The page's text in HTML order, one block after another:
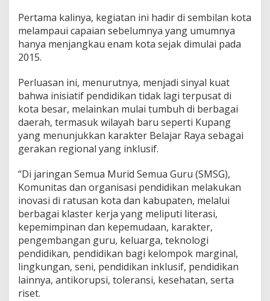
Pertama kalinya, kegiatan ini hadir di sembilan kota
melampaui capaian sebelumnya yang umumnya
hanya menjangkau enam kota sejak dimulai pada
2015.
Perluasan ini, menurutnya, menjadi sinyal kuat
bahwa inisiatif pendidikan tidak lagi terpusat di
kota besar, melainkan mulai tumbuh di berbagai
daerah, termasuk wilayah baru seperti Kupang
yang menunjukkan karakter Belajar Raya sebagai
gerakan regional yang inklusif.
“Di jaringan Semua Murid Semua Guru (SMSG),
Komunitas dan organisasi pendidikan melakukan
inovasi di ratusan kota dan kabupaten, melalui
berbagai klaster kerja yang meliputi literasi,
kepemimpinan dan kepemudaan, karakter,
pengembangan guru, keluarga, teknologi
pendidikan, pendidikan bagi kelompok marginal,
lingkungan, seni, pendidikan inklusif, pendidikan
lainnya, antikorupsi, toleransi, kesehatan, serta
riset.